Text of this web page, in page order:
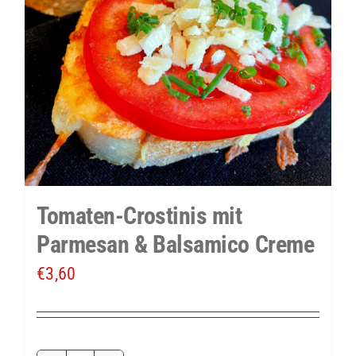
Tomaten-Crostinis mit
Parmesan & Balsamico Creme
€3,60